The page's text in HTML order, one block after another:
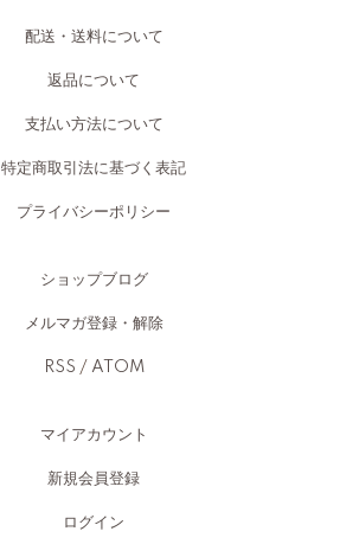
配送・送料について
返品について
支払い方法について
特定商取引法に基づく表記
プライバシーポリシー
ショップブログ
メルマガ登録・解除
RSS / ATOM
マイアカウント
新規会員登録
ログイン